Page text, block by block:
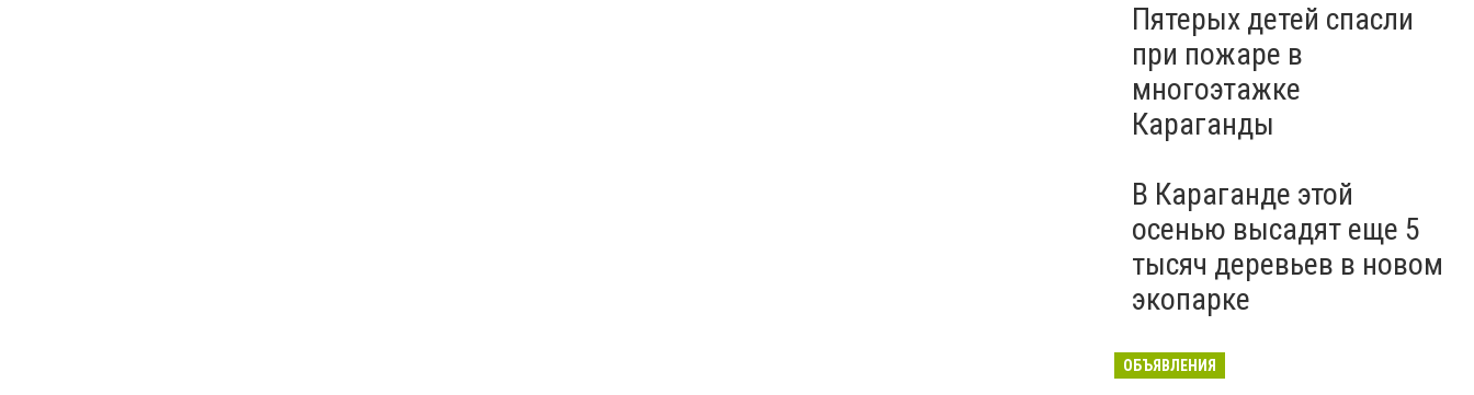
Пятерых детей спасли
при пожаре в
многоэтажке
Караганды
В Караганде этой
осенью высадят еще 5
тысяч деревьев в новом
экопарке
ОБЪЯВЛЕНИЯ